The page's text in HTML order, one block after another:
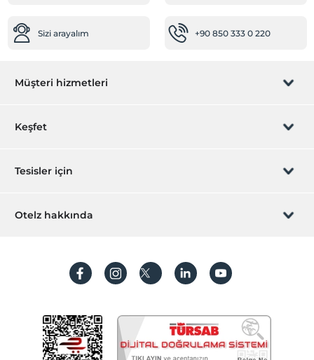
Sizi arayalım +90 850 333 0 220
Müşteri hizmetleri
Rezervasyon yönet
Sıkça sorulan sorular
İşlem rehberi
Keşfet
Hediye Kart
Hesap oluştur
Tesisler için
Hemen tesisinizi ekleyin
Otelz hakkında
Koşullar ve şartlar